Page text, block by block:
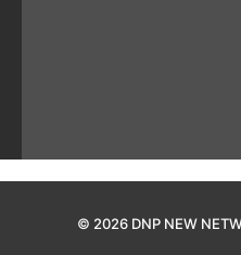
© 2026 DNP NEW